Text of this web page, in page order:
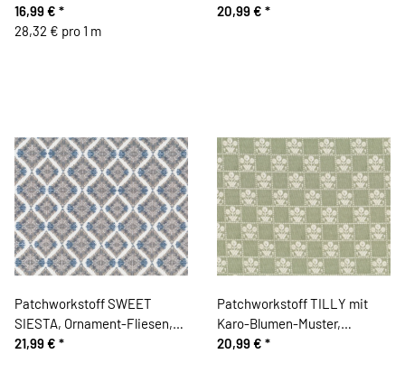
STITCHES, große
Weihnachtsbilder, Cori
16,99 € *
28,32 € pro 1 m
Kreise, helles türkis
20,99 € *
Patchworkstoff SWEET
SIESTA, Ornament-Fliesen,
natur dunkel-taubenblau
21,99 € *
Patchworkstoff TILLY mit
Karo-Blumen-Muster,
schilfgrün-natur
20,99 € *